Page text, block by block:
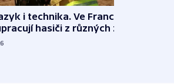
i technika. Ve Francii
hasiči z různých zemí